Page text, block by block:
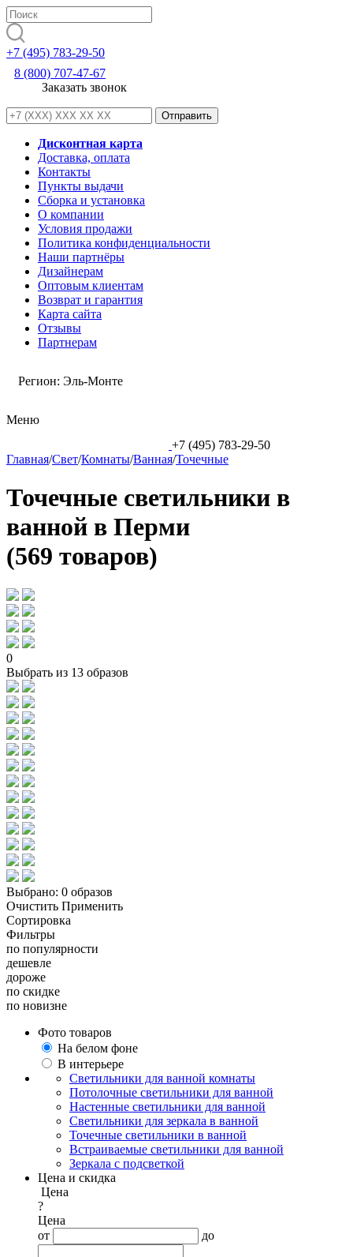
+7 (495) 783-29-50
8 (800) 707-47-67
Заказать звонок
Дисконтная карта
Доставка, оплата
Контакты
Пункты выдачи
Сборка и установка
О компании
Условия продажи
Политика конфиденциальности
Наши партнёры
Дизайнерам
Оптовым клиентам
Возврат и гарантия
Карта сайта
Отзывы
Партнерам
Регион: Эль-Монте
Меню
+7 (495) 783-29-50
Главная/Свет/Комнаты/Ванная/Точечные
Точечные светильники в
ванной в Перми
(569 товаров)
0
Выбрать из 13 образов
Выбрано: 0 образов
Очистить Применить
Сортировка
Фильтры
по популярности
дешевле
дороже
по скидке
по новизне
Фото товаров
На белом фоне
В интерьере
Светильники для ванной комнаты
Потолочные светильники для ванной
Настенные светильники для ванной
Светильники для зеркала в ванной
Точечные светильники в ванной
Встраиваемые светильники для ванной
Зеркала с подсветкой
Цена и скидка
Цена
?
Цена
от
до